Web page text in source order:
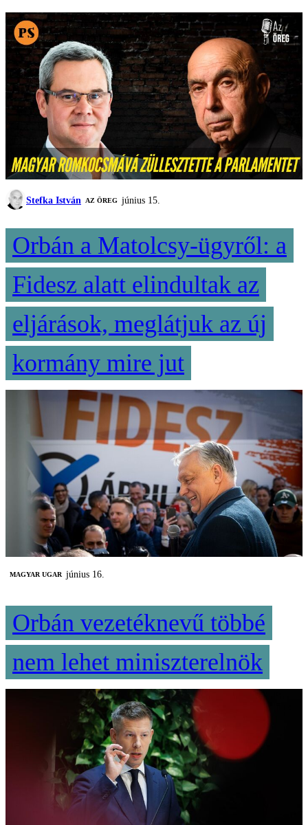
Stefka István AZ ÖREG június 15.
Orbán a Matolcsy-ügyről: a
Fidesz alatt elindultak az
eljárások, meglátjuk az új
kormány mire jut
MAGYAR UGAR június 16.
Orbán vezetéknevű többé
nem lehet miniszterelnök